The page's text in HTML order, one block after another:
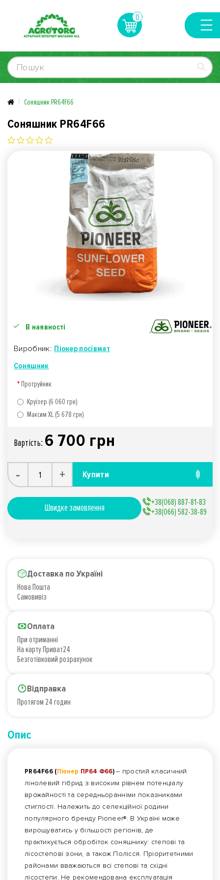
0
Соняшник PR64F66
Соняшник PR64F66
В наявності
Виробник: Піонер посівмат
Соняшник
Протруйник
Круїзер (6 060 грн)
Максим XL (5 678 грн)
Вартiсть: 6 700 грн
- + Купити
Швидке замовлення
+38(068) 887-81-83
+38(066) 582-38-89
Доставка по Україні
Нова Пошта
Самовивіз
Оплата
При отриманні
На карту Приват24
Безготівковий розрахунок
Відправка
Протягом 24 годин
Опис
PR64F66 (Піонер ПР64 Ф66)– простий класичний
лінолевий гібрид з високим рівнем потенціалу
врожайності та середньоранніми показниками
стиглості. Належить до селекційної родини
популярного бренду Pioneer®. В Україні може
вирощуватись у більшості регіонів, де
практикується обробіток соняшнику: степові та
лісостепові зони, а також Полісся. Пріоритетними
районами вважаються всі степові та східні
лісостепи. Не рекомендована експлуатація